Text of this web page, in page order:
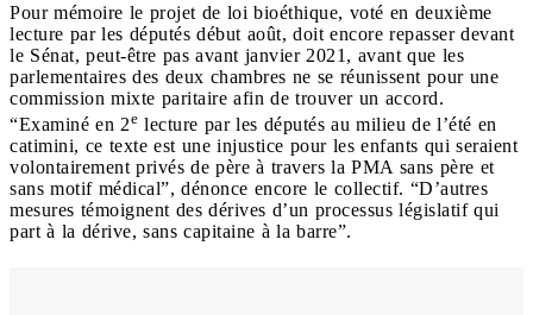
Pour mémoire le projet de loi bioéthique, voté en deuxième
lecture par les députés début août, doit encore repasser devant
le Sénat, peut-être pas avant janvier 2021, avant que les
parlementaires des deux chambres ne se réunissent pour une
commission mixte paritaire afin de trouver un accord.
“Examiné en 2e lecture par les députés au milieu de l’été en
catimini, ce texte est une injustice pour les enfants qui seraient
volontairement privés de père à travers la PMA sans père et
sans motif médical”, dénonce encore le collectif. “D’autres
mesures témoignent des dérives d’un processus législatif qui
part à la dérive, sans capitaine à la barre”.